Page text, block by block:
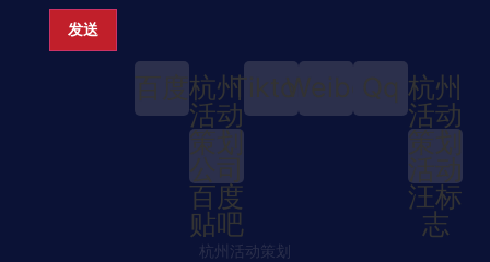
发送
百度杭州
活动
策划
公司
百度
贴吧
TiktokWeiboQq 杭州
活动
策划
活动
汪标
志
杭州活动策划